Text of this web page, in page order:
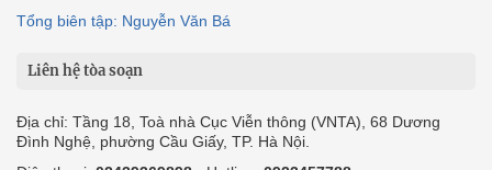
Tổng biên tập: Nguyễn Văn Bá
Liên hệ tòa soạn
Địa chỉ: Tầng 18, Toà nhà Cục Viễn thông (VNTA), 68 Dương
Đình Nghệ, phường Cầu Giấy, TP. Hà Nội.